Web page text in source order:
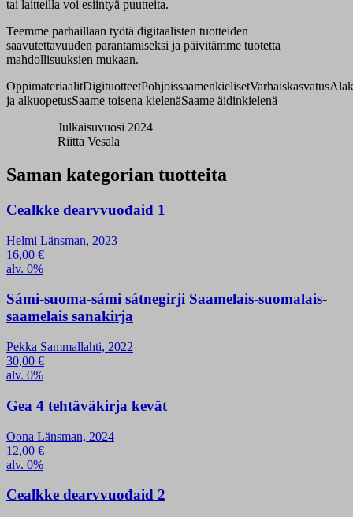
tai laitteilla voi esiintyä puutteita.
Teemme parhaillaan työtä digitaalisten tuotteiden
saavutettavuuden parantamiseksi ja päivitämme tuotetta
mahdollisuuksien mukaan.
OppimateriaalitDigituotteetPohjoissaamenkielisetVarhaiskasvatus
ja alkuopetusSaame toisena kielenäSaame äidinkielenä
Julkaisuvuosi 2024
Riitta Vesala
Saman kategorian tuotteita
Cealkke dearvvuođaid 1
Helmi Länsman, 2023
16,00 €
alv. 0%
Sámi-suoma-sámi sátnegirji Saamelais-suomalais-
saamelais sanakirja
Pekka Sammallahti, 2022
30,00 €
alv. 0%
Gea 4 tehtäväkirja kevät
Oona Länsman, 2024
12,00 €
alv. 0%
Cealkke dearvvuođaid 2